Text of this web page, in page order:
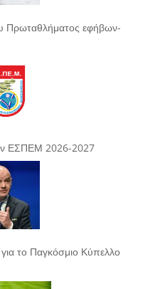
Πρωταθλήματος εφήβων-
ΕΣΠΕΜ 2026-2027
το Παγκόσμιο Κύπελλο